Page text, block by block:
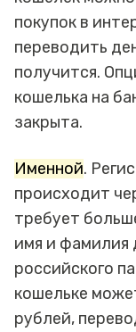
покупок в
переводить
получится.
кошелька на
закрыта.
Именной.
происходит
требует
имя и фамилия
российского
кошельке
рублей,